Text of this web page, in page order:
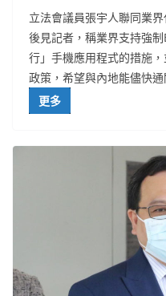
立法會議員張宇人聯同業
後見記者，稱業界支持強
行」手機應用程式的措施
政策，希望與內地能儘快通
更多